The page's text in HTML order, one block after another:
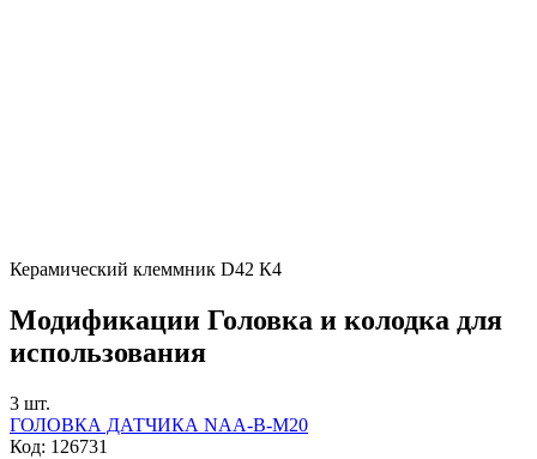
Керамический клеммник D42 К4
Модификации Головка и колодка для
использования
3 шт.
ГОЛОВКА ДАТЧИКА NAA-В-М20
Код: 126731